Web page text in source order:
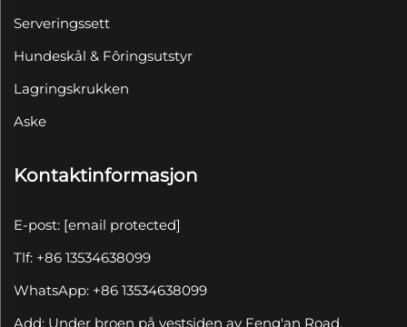
Serveringssett
Hundeskål & Fôringsutstyr
Lagringskrukken
Aske
Kontaktinformasjon
E-post: [email protected]
Tlf: +86 13534638099
WhatsApp: +86 13534638099
Add: Under broen på vestsiden av Feng'an Road,